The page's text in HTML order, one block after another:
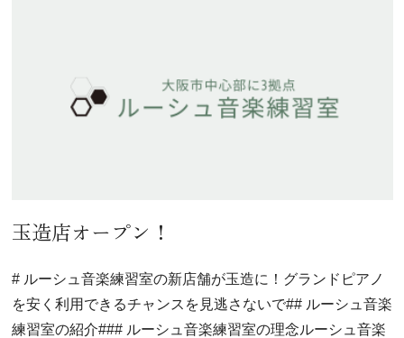
玉造店オープン！
# ルーシュ音楽練習室の新店舗が玉造に！グランドピアノ
を安く利用できるチャンスを見逃さないで## ルーシュ音楽
練習室の紹介### ルーシュ音楽練習室の理念ルーシュ音楽